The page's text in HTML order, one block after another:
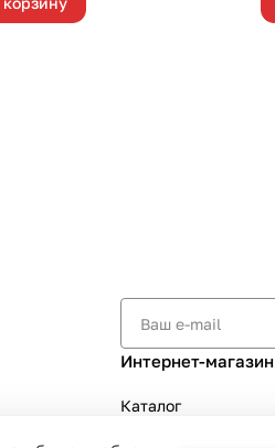
Интернет-магазин
Каталог